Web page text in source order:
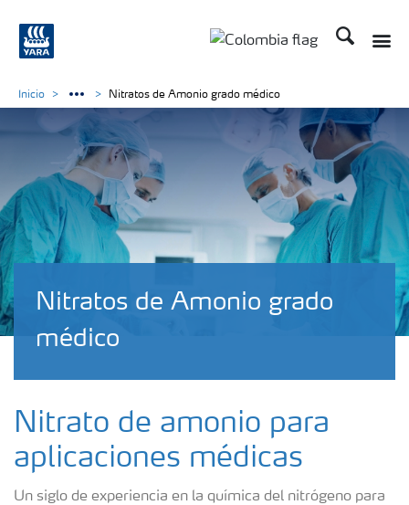
Buscar
Nitratos de Amonio grado
médico
Inicio Nitratos de Amonio grado médico
Nitrato de amonio para
aplicaciones médicas
Un siglo de experiencia en la química del nitrógeno para